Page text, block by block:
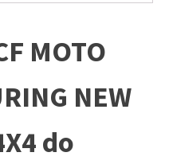
MOTO
NEW
do